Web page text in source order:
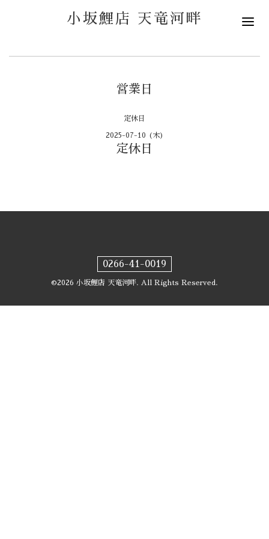
小坂鯉店 天竜河畔
営業日
定休日
2025-07-10 (木)
定休日
0266-41-0019
©2026 小坂鯉店 天竜河畔. All Rights Reserved.